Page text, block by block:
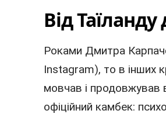
Від
Роками Дмитра
Instagram), то в інших
мовчав і
офіційний камбек: